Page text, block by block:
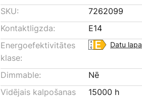
SKU:
7262099
Kontaktligzda:
E14
Energoefektivitātes
klase:
Datu lapa
Dimmable:
Nē
Vidējais kalpošanas
15000 h